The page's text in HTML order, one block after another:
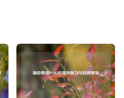
掌握键位操作，在游戏中尽情